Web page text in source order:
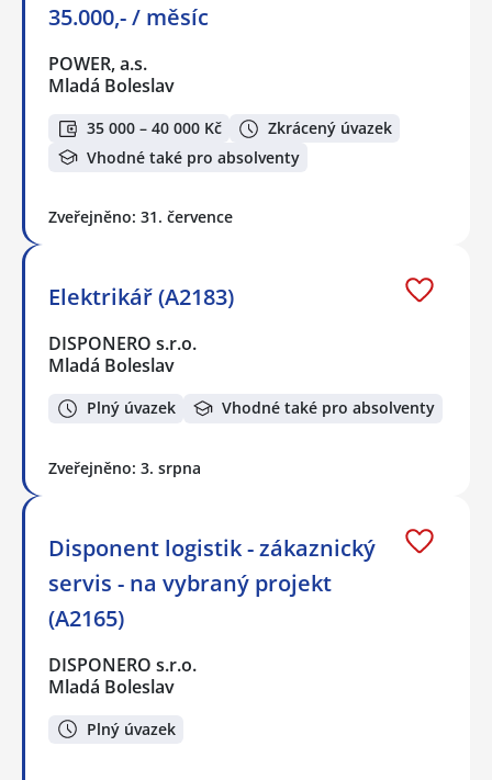
35.000,- / měsíc
POWER, a.s.
Mladá Boleslav
35 000 – 40 000 Kč
Zkrácený úvazek
Vhodné také pro absolventy
Zveřejněno: 31. července
Elektrikář (A2183)
DISPONERO s.r.o.
Mladá Boleslav
Plný úvazek Vhodné také pro absolventy
Zveřejněno: 3. srpna
Disponent logistik - zákaznický
servis - na vybraný projekt
(A2165)
DISPONERO s.r.o.
Mladá Boleslav
Plný úvazek